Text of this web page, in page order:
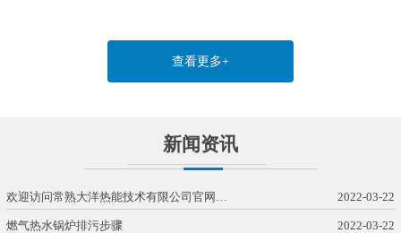
查看更多+
新闻资讯
欢迎访问常熟大洋热能技术有限公司官网… 2022-03-22
燃气热水锅炉排污步骤 2022-03-22